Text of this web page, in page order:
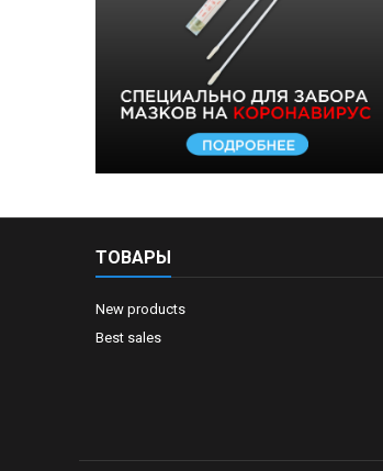
ТОВАРЫ
New products
Best sales